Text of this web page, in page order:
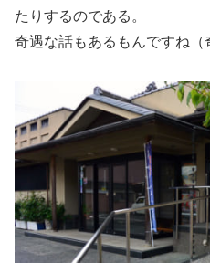
たりするのである。
奇遇な話もあるもんですね（